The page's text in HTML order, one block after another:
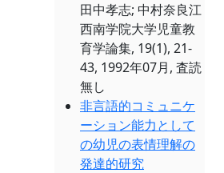
田中孝志; 中村奈良江
西南学院大学児童教
育学論集, 19(1), 21-
43, 1992年07月, 査読
無し
非言語的コミュニケ
ーション能力として
の幼児の表情理解の
発達的研究